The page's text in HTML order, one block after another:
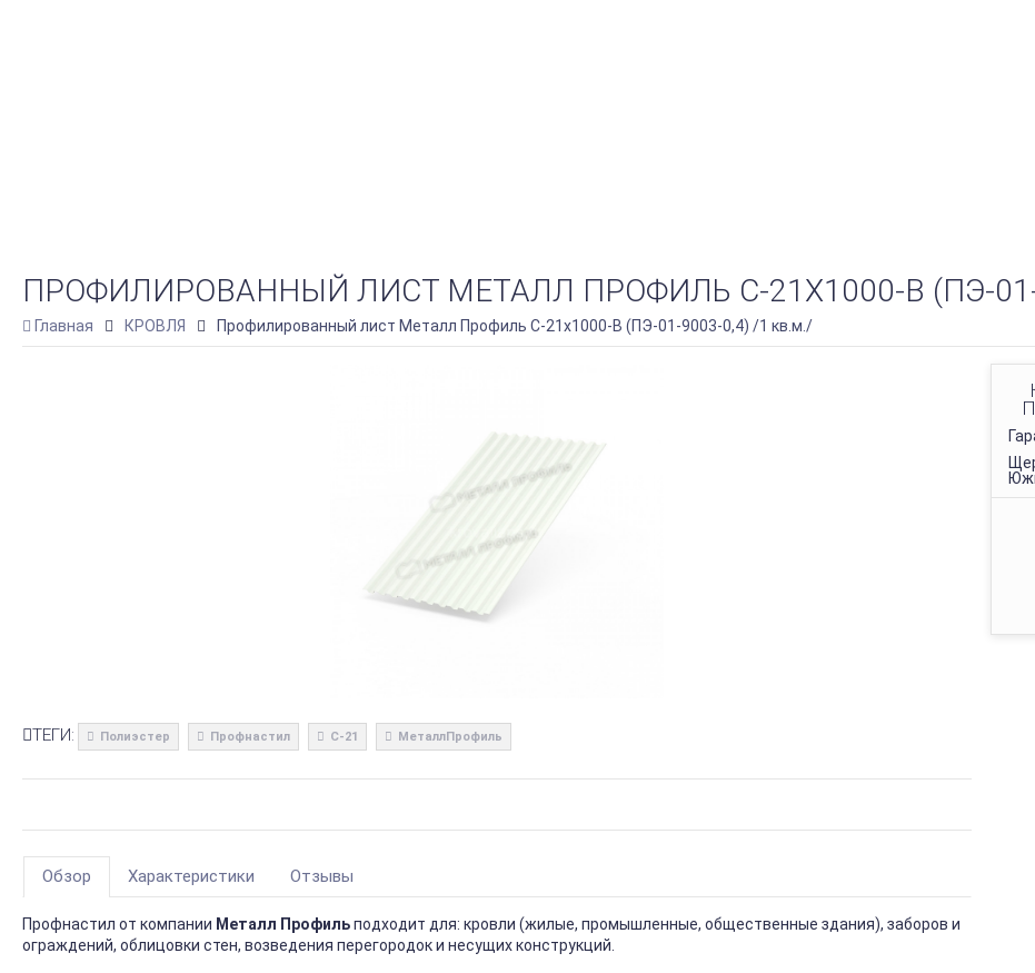
ПРОФИЛИРОВАННЫЙ ЛИСТ МЕТАЛЛ ПРОФИЛЬ С-21Х1000-B (ПЭ-
Главная КРОВЛЯ Профилированный лист Металл Профиль С-21х1000-B (ПЭ-01-9003-0,4) /1 кв.м./
ТЕГИ: Полиэстер Профнастил С-21 МеталлПрофиль
Обзор Характеристики Отзывы
Профнастил от компании Металл Профильподходит для: кровли (жилые, промышленные, общественные здания), заборов и
ограждений, облицовки стен, возведения перегородок и несущих конструкций.